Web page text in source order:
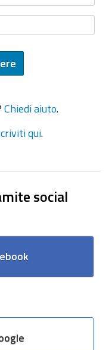
Chiedi aiuto
qui.
social